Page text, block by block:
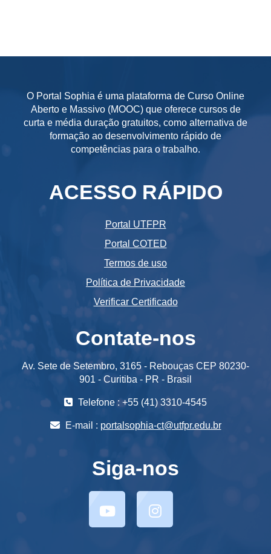
O Portal Sophia é uma plataforma de Curso Online
Aberto e Massivo (MOOC) que oferece cursos de
curta e média duração gratuitos, como alternativa de
formação ao desenvolvimento rápido de
competências para o trabalho.
ACESSO RÁPIDO
Portal UTFPR
Portal COTED
Termos de uso
Política de Privacidade
Verificar Certificado
Contate-nos
Av. Sete de Setembro, 3165 - Rebouças CEP 80230-
901 - Curitiba - PR - Brasil
Telefone : +55 (41) 3310-4545
E-mail : portalsophia-ct@utfpr.edu.br
Siga-nos